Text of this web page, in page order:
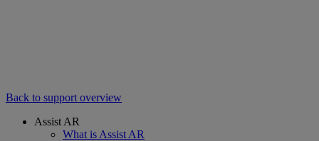
Back to support overview
Assist AR
What is Assist AR